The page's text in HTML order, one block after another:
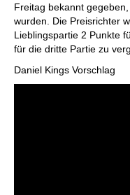
Freitag bekannt
wurden. Die Preisrichter
Lieblingspartie 2 Punkte
für die dritte Partie zu
Daniel Kings Vorschlag